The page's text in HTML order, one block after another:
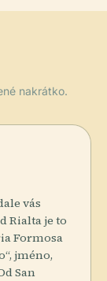
nakrátko.
vás
Rialta je to
Formosa
jméno,
San